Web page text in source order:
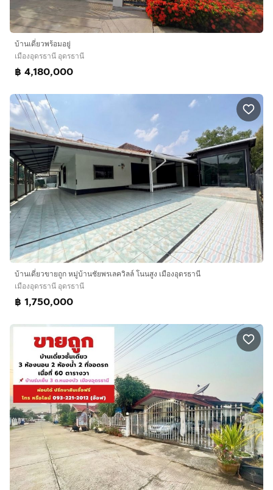
บ้านเดี่ยวพร้อมอยู่
เมืองอุดรธานี อุดรธานี
฿ 4,180,000
บ้านเดี่ยวขายถูก หมู่บ้านชัยพรเลควิลล์ โนนสูง เมืองอุดรธานี
เมืองอุดรธานี อุดรธานี
฿ 1,750,000